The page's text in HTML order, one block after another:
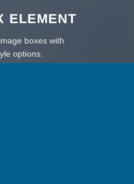
ELEMENT
boxes with
options.